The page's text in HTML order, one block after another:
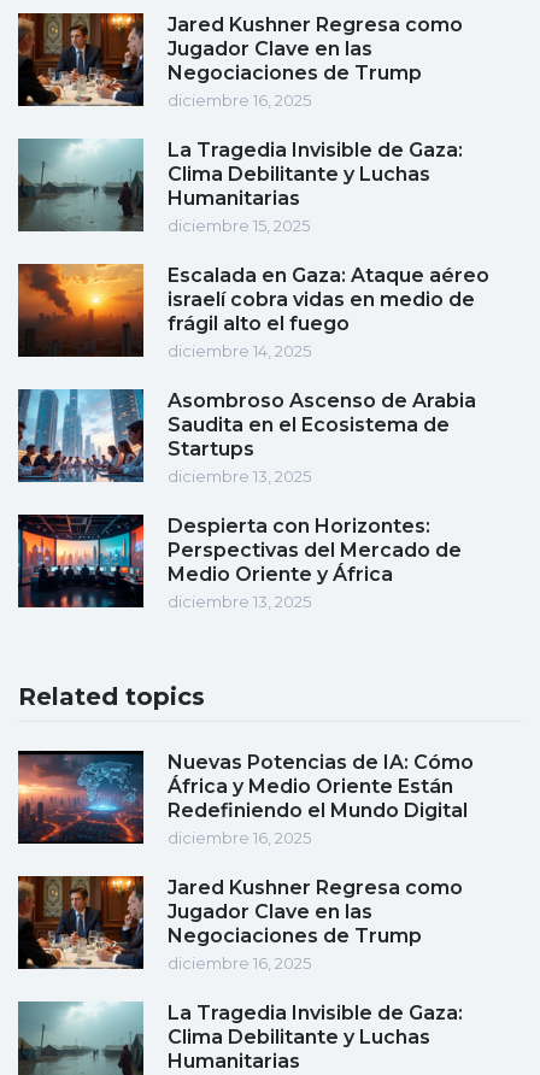
Jared Kushner Regresa como
Jugador Clave en las
Negociaciones de Trump
diciembre 16, 2025
La Tragedia Invisible de Gaza:
Clima Debilitante y Luchas
Humanitarias
diciembre 15, 2025
Escalada en Gaza: Ataque aéreo
israelí cobra vidas en medio de
frágil alto el fuego
diciembre 14, 2025
Asombroso Ascenso de Arabia
Saudita en el Ecosistema de
Startups
diciembre 13, 2025
Despierta con Horizontes:
Perspectivas del Mercado de
Medio Oriente y África
diciembre 13, 2025
Related topics
Nuevas Potencias de IA: Cómo
África y Medio Oriente Están
Redefiniendo el Mundo Digital
diciembre 16, 2025
Jared Kushner Regresa como
Jugador Clave en las
Negociaciones de Trump
diciembre 16, 2025
La Tragedia Invisible de Gaza:
Clima Debilitante y Luchas
Humanitarias